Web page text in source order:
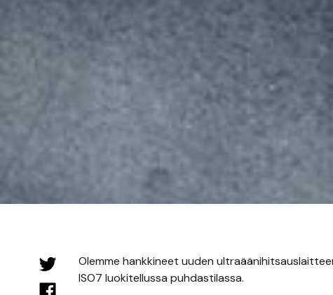
Olemme hankkineet uuden
ISO7 luokitellussa puhdastilassa.